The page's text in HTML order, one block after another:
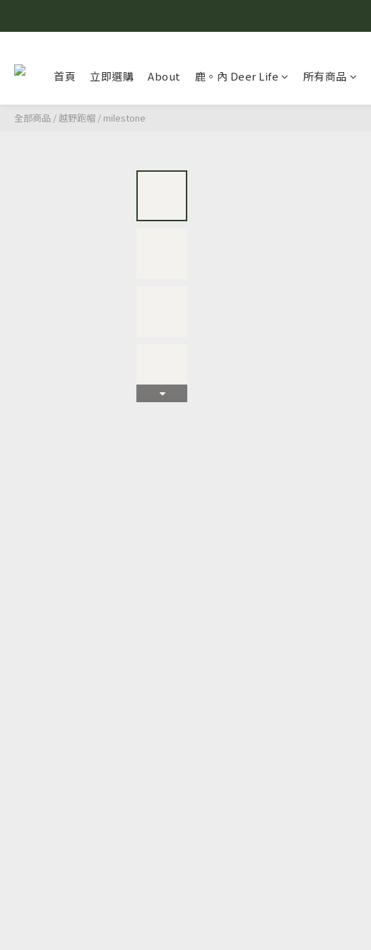
首頁 立即選購 About 鹿。內 Deer Life 所有商品
全部商品 /越野跑帽 / milestone